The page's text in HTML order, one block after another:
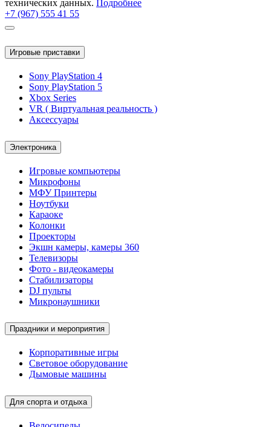
технических данных. Подробнее
+7 (967) 555 41 55
Игровые приставки
Sony PlayStation 4
Sony PlayStation 5
Xbox Series
VR ( Виртуальная реальность )
Аксессуары
Электроника
Игровые компьютеры
Микрофоны
МФУ Принтеры
Ноутбуки
Караоке
Колонки
Проекторы
Экшн камеры, камеры 360
Телевизоры
Фото - видеокамеры
Стабилизаторы
DJ пульты
Микронаушники
Праздники и мероприятия
Корпоративные игры
Световое оборудование
Дымовые машины
Для спорта и отдыха